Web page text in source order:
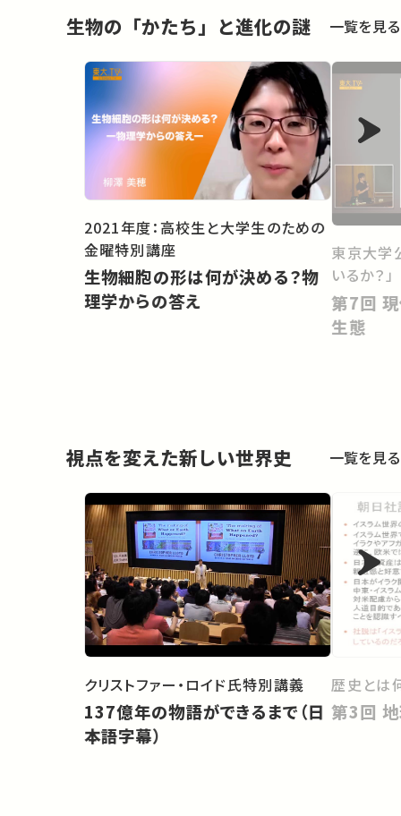
生物の「かたち」と進化の謎 一覧を見る
2021年度：高校生と大学生のための
金曜特別講座
生物細胞の形は何が決める？物
理学からの答え
東京大学
いるか？」
第7回 現代社会に生きる人間の
生態
視点を変えた新しい世界史 一覧を見る
クリストファー・ロイド氏特別講義
137億年の物語ができるまで（日
本語字幕）
歴史とは
第